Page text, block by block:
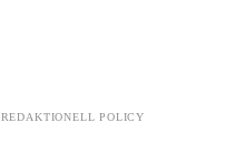
REDAKTIONELL POLICY